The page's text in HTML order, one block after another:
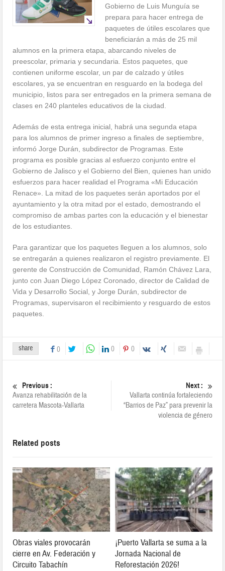
Gobierno de Luis Munguía se
prepara para hacer entrega de
paquetes de útiles escolares que
beneficiarán a más de 25 mil
alumnos en la primera etapa, abarcando niveles de
preescolar, primaria y secundaria. Estos paquetes, que
contienen uniforme escolar, un par de calzado y útiles
escolares, ya se encuentran en resguardo en la bodega del
municipio, listos para ser entregados en la primera semana de
clases en 240 planteles educativos de la ciudad.
Además de esta entrega inicial, habrá una segunda etapa
para los alumnos de primer ingreso a finales de septiembre,
informó Jorge Durán, subdirector de Programas. Este
programa es posible gracias al esfuerzo conjunto entre el
Gobierno de Jalisco y el Gobierno del Bien, quienes han unido
esfuerzos para hacer realidad el Programa «Mi Educación
Renace». La mitad de los paquetes serán aportados por el
ayuntamiento y la otra mitad por el estado, demostrando el
compromiso de ambas partes con la educación y el bienestar
de los estudiantes.
Para garantizar que los paquetes lleguen a los alumnos, solo
se entregarán a quienes realizaron el registro previamente. El
gerente de Construcción de Comunidad, Ramón Chávez Lara,
junto con Juan Diego López Coronado, director de Calidad de
Vida y Desarrollo Social, y Jorge Durán, subdirector de
Programas, supervisaron el recibimiento y resguardo de estos
paquetes.
share 0 0 0
Previous :
Avanza rehabilitación de la
carretera Mascota-Vallarta
Next :
Vallarta continúa fortaleciendo
“Barrios de Paz” para prevenir la
violencia de género
Related posts
Obras viales provocarán
cierre en Av. Federación y
Circuito Tabachín
¡Puerto Vallarta se suma a la
Jornada Nacional de
Reforestación 2026!